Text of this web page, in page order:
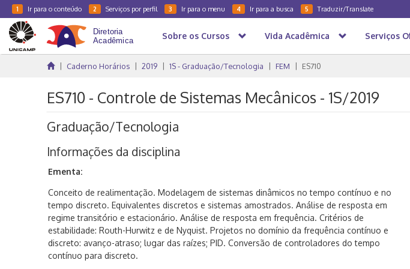
1 Ir para o conteúdo 2 Serviços por perfil 3 Ir para o menu 4 Ir para a busca 5 Traduzir/Translate
Sobre os Cursos Vida Acadêmica Serviços
Caderno Horários 2019 1S - Graduação/Tecnologia FEM ES710
ES710 - Controle de Sistemas Mecânicos - 1S/2019
Graduação/Tecnologia
Informações da disciplina
Ementa:
Conceito de realimentação. Modelagem de sistemas dinâmicos no tempo contínuo e no
tempo discreto. Equivalentes discretos e sistemas amostrados. Análise de resposta em
regime transitório e estacionário. Análise de resposta em frequência. Critérios de
estabilidade: Routh-Hurwitz e de Nyquist. Projetos no domínio da frequência contínuo e
discreto: avanço-atraso; lugar das raízes; PID. Conversão de controladores do tempo
contínuo para discreto.